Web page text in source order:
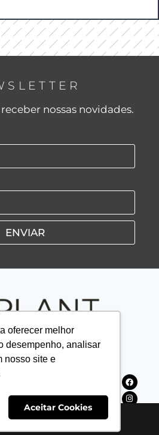
oferecer melhor
desempenho, analisar
nosso site e
Aceitar Cookies
nossas novidades.
ENVIAR